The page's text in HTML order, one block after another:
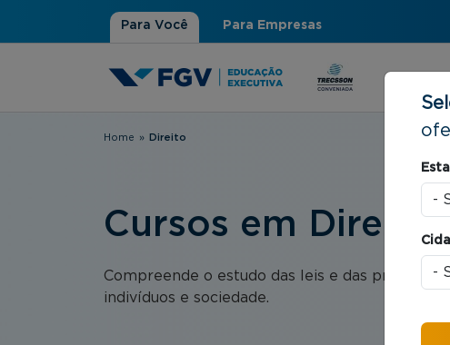
Para Você Para Empresas
Você está aqui
Home » Direito
Cursos em Direito
Compreende o estudo das leis e das práticas
indivíduos e sociedade.